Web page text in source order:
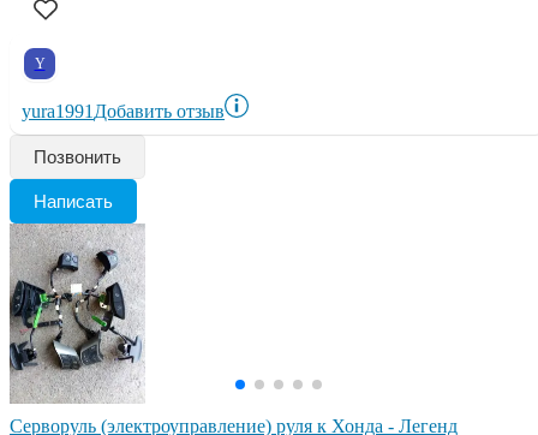
Y
yura1991 Добавить отзыв
Позвонить
Написать
Серворуль (электроуправление) руля к Хонда - Легенд